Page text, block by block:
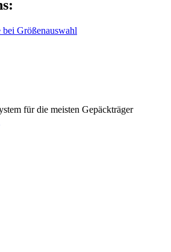
Größenauswahl
für die meisten Gepäckträger